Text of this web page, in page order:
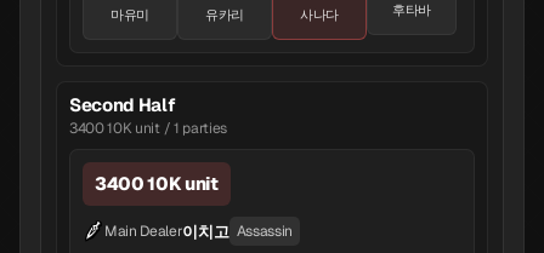
마유미 유카리 사나다 후타바
Second Half
3400 10K unit / 1 parties
3400 10K unit
Main Dealer이치고 Assassin